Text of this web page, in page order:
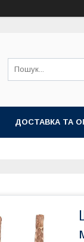
ДОСТАВКА ТА